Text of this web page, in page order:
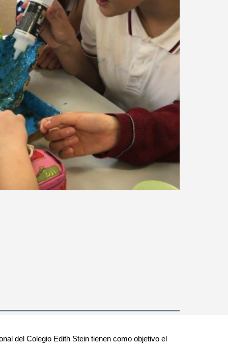
del Colegio Edith Stein tienen como objetivo el